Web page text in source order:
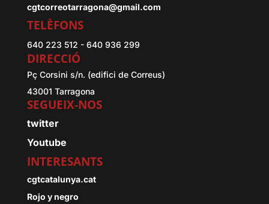
cgtcorreotarragona@gmail.com
TELÈFONS
640 223 512 - 640 936 299
DIRECCIÓ
Pç Corsini s/n. (edifici de Correus)
43001 Tarragona
SEGUEIX-NOS
twitter
Youtube
INTERESANTS
cgtcatalunya.cat
Rojo y negro